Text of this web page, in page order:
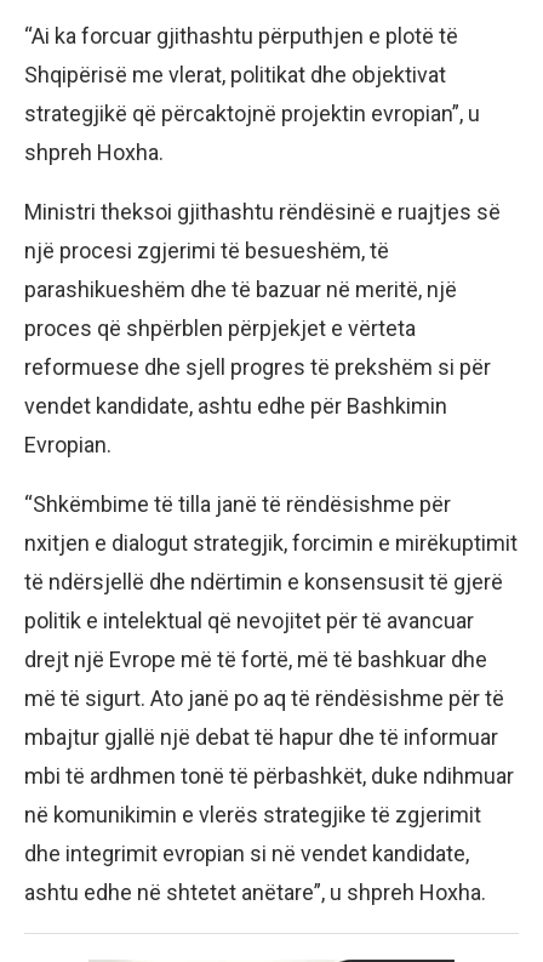
“Ai ka forcuar gjithashtu përputhjen e plotë të
Shqipërisë me vlerat, politikat dhe objektivat
strategjikë që përcaktojnë projektin evropian”, u
shpreh Hoxha.
Ministri theksoi gjithashtu rëndësinë e ruajtjes së
një procesi zgjerimi të besueshëm, të
parashikueshëm dhe të bazuar në meritë, një
proces që shpërblen përpjekjet e vërteta
reformuese dhe sjell progres të prekshëm si për
vendet kandidate, ashtu edhe për Bashkimin
Evropian.
“Shkëmbime të tilla janë të rëndësishme për
nxitjen e dialogut strategjik, forcimin e mirëkuptimit
të ndërsjellë dhe ndërtimin e konsensusit të gjerë
politik e intelektual që nevojitet për të avancuar
drejt një Evrope më të fortë, më të bashkuar dhe
më të sigurt. Ato janë po aq të rëndësishme për të
mbajtur gjallë një debat të hapur dhe të informuar
mbi të ardhmen tonë të përbashkët, duke ndihmuar
në komunikimin e vlerës strategjike të zgjerimit
dhe integrimit evropian si në vendet kandidate,
ashtu edhe në shtetet anëtare”, u shpreh Hoxha.